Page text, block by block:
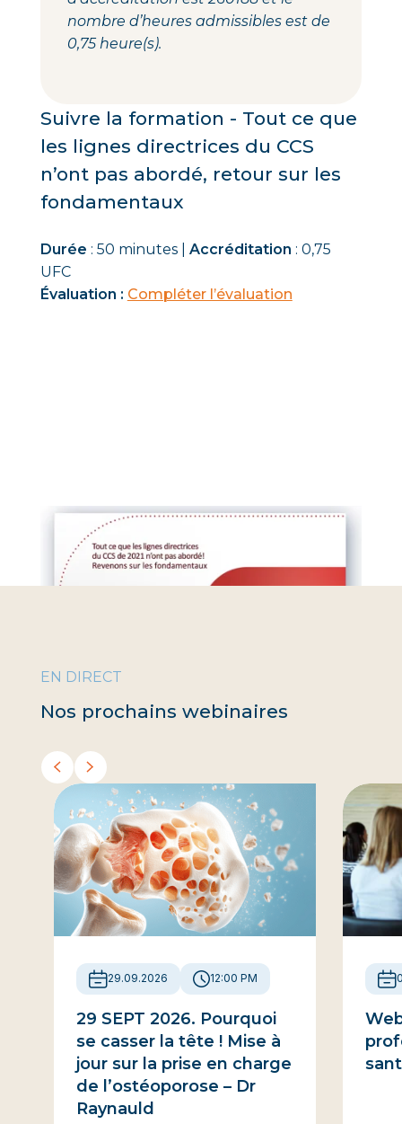
nombre d’heures admissibles est de
0,75 heure(s).
Suivre la formation - Tout ce que
les lignes directrices du CCS
n’ont pas abordé, retour sur les
fondamentaux
Durée : 50 minutes | Accréditation : 0,75
UFC
Évaluation : Compléter l’évaluation
EN DIRECT
Nos prochains webinaires
29.09.2026 12:00 PM
29 SEPT 2026. Pourquoi
se casser la tête ! Mise à
jour sur la prise en charge
de l’ostéoporose – Dr
Raynauld